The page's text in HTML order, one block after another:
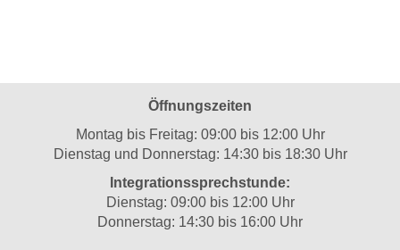
Öffnungszeiten
Montag bis Freitag: 09:00 bis 12:00 Uhr
Dienstag und Donnerstag: 14:30 bis 18:30 Uhr
Integrationssprechstunde:
Dienstag: 09:00 bis 12:00 Uhr
Donnerstag: 14:30 bis 16:00 Uhr